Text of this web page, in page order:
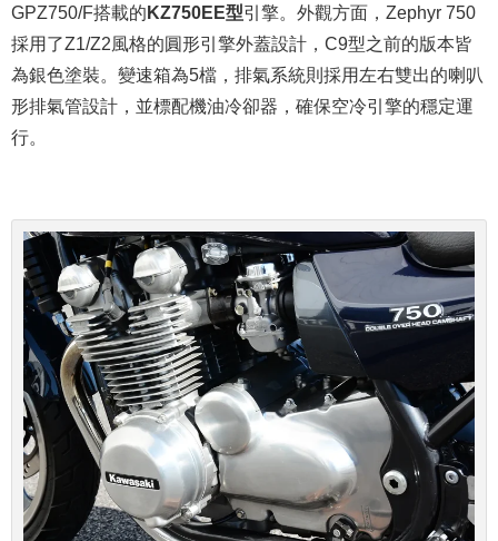
GPZ750/F搭載的 KZ750EE型引擎。外觀方面，Zephyr 750
採用了Z1/Z2風格的圓形引擎外蓋設計，C9型之前的版本皆
為銀色塗裝。變速箱為5檔，排氣系統則採用左右雙出的喇叭
形排氣管設計，並標配機油冷卻器，確保空冷引擎的穩定運
行。